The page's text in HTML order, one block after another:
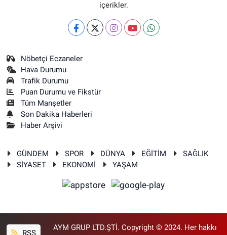
içerikler.
Nöbetçi Eczaneler
Hava Durumu
Trafik Durumu
Puan Durumu ve Fikstür
Tüm Manşetler
Son Dakika Haberleri
Haber Arşivi
GÜNDEM SPOR DÜNYA EĞİTİM
SAĞLIK
SİYASET
EKONOMİ YAŞAM
RSS
AYM GRUP LTD.ŞTİ. Copyright © 2024. Her hakkı